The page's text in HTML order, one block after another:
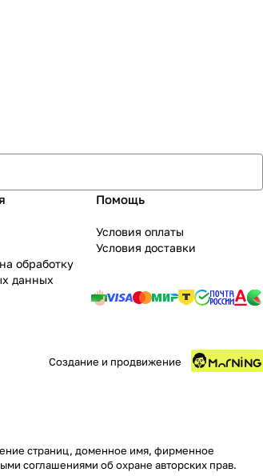
обработку
данных
Помощь
Условия оплаты
Условия доставки
Создание и продвижение
страниц, доменное имя, фирменное
соглашениями об охране авторских прав.